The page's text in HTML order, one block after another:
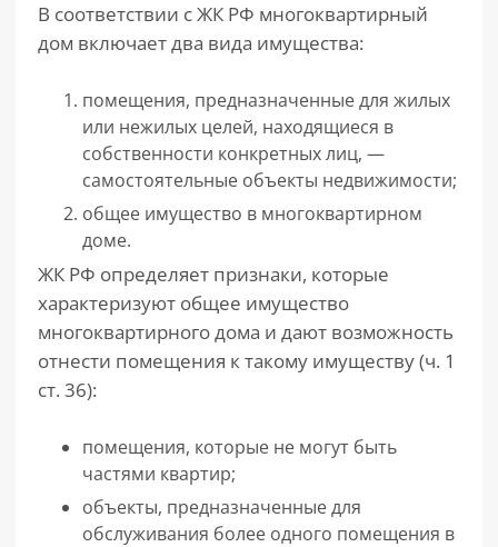
В соответствии с ЖК РФ многоквартирный
дом включает два вида имущества:
помещения, предназначенные для жилых
или нежилых целей, находящиеся в
собственности конкретных лиц, —
самостоятельные объекты недвижимости;
общее имущество в многоквартирном
доме.
ЖК РФ определяет признаки, которые
характеризуют общее имущество
многоквартирного дома и дают возможность
отнести помещения к такому имуществу (ч. 1
ст. 36):
помещения, которые не могут быть
частями квартир;
объекты, предназначенные для
обслуживания более одного помещения в